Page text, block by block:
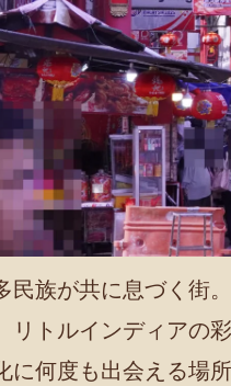
族が共に息づく街。
リトルインディア
何度も出会える場所